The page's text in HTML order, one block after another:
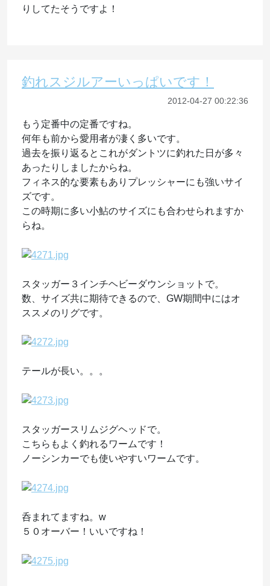
りしてたそうですよ！
釣れスジルアーいっぱいです！
2012-04-27 00:22:36
もう定番中の定番ですね。
何年も前から愛用者が凄く多いです。
過去を振り返るとこれがダントツに釣れた日が多々
あったりしましたからね。
フィネス的な要素もありプレッシャーにも強いサイ
ズです。
この時期に多い小鮎のサイズにも合わせられますか
らね。
スタッガー３インチヘビーダウンショットで。
数、サイズ共に期待できるので、GW期間中にはオ
ススメのリグです。
テールが長い。。。
スタッガースリムジグヘッドで。
こちらもよく釣れるワームです！
ノーシンカーでも使いやすいワームです。
呑まれてますね。w
５０オーバー！いいですね！